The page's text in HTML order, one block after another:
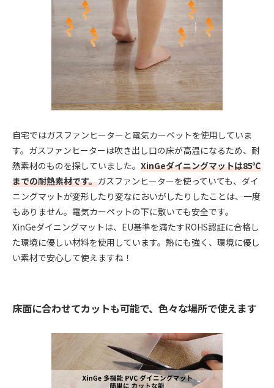
自宅ではガスファンヒーターと電気カーペットを使用していま
す。ガスファンヒーターは吹き出し口の床が高温になるため、耐
熱素材のものを探していました。 XinGeダイニングマットは85℃
までの耐熱素材です。ガスファンヒーターを使っていても、ダイ
ニングマットが変形したり変なにおいがしたりしたことは、一度
もありません。電気カーペットの下に敷いても安全です。
XinGeダイニングマットは、EU基準を満たすROHS認証に合格し
た環境に優しい材料を使用しています。熱にも強く、環境に優し
い素材で安心して使えますね！
床面に合わせてカットも可能で、色々な場所で使えます